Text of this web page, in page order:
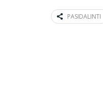
PASIDALINTI